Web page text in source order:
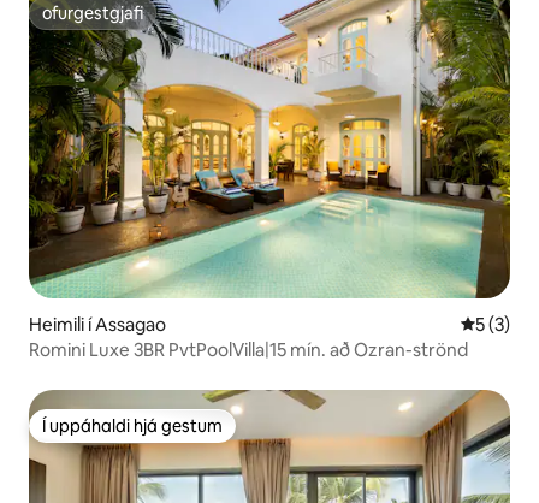
ofurgestgjafi
ofurgestgjafi
Heimili í Assagao 5 af 5 í
5 (3)
Romini Luxe 3BR PvtPoolVilla|15 mín. að Ozran-strönd
Í uppáhaldi hjá gestum
Í uppáhaldi hjá gestum